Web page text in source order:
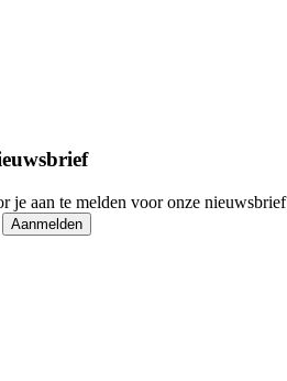
je aan te melden voor onze nieuwsbrief
Aanmelden